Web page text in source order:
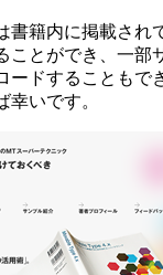
書籍内に掲載され
ことができ、一部
ードすることもで
幸いです。